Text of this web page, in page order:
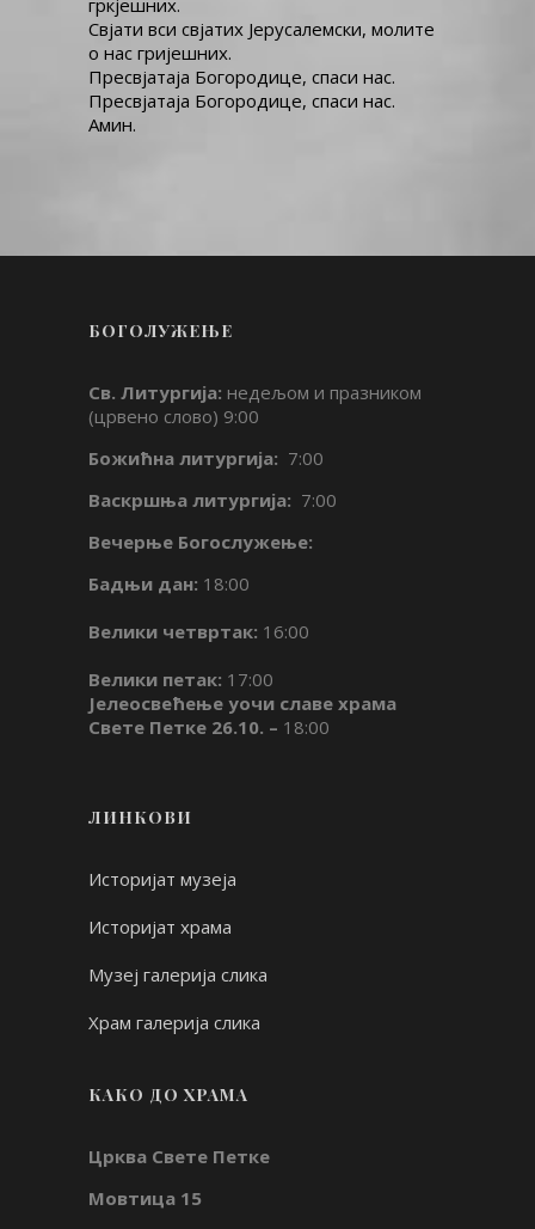
гркјешних.
Свјати вси свјатих Јерусалемски, молите
о нас гријешних.
Пресвјатаја Богородице, спаси нас.
Пресвјатаја Богородице, спаси нас.
Амин.
БОГОЛУЖЕЊЕ
Св. Литургија: недељом и празником
(црвено слово) 9:00
Божићна литургија: 7:00
Васкршња литургија: 7:00
Вечерње Богослужење:
Бадњи дан: 18:00
Велики четвртак: 16:00
Велики петак: 17:00
Јелеосвећење уочи славе храма
Свете Петке 26.10. – 18:00
ЛИНКОВИ
Историјат музеја
Историјат храма
Музеј галерија слика
Храм галерија слика
КАКО ДО ХРАМА
Црква Свете Петке
Мовтица 15